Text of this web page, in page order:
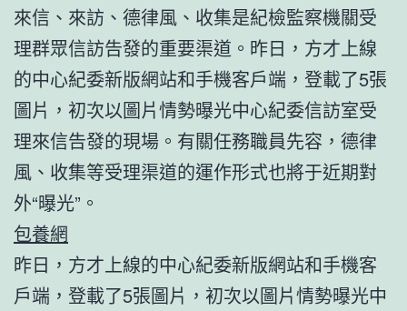
來信、來訪、德律風、收集是紀檢監察機關受
理群眾信訪告發的重要渠道。昨日，方才上線
的中心紀委新版網站和手機客戶端，登載了5張
圖片，初次以圖片情勢曝光中心紀委信訪室受
理來信告發的現場。有關任務職員先容，德律
風、收集等受理渠道的運作形式也將于近期對
外“曝光”。
包養網
昨日，方才上線的中心紀委新版網站和手機客
戶端，登載了5張圖片，初次以圖片情勢曝光中